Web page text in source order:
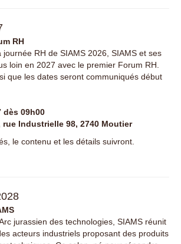
RH
journée RH de SIAMS 2026, SIAMS et ses
loin en 2027 avec le premier Forum RH.
que les dates seront communiqués début
dès 09h00
rue Industrielle 98, 2740 Moutier
le contenu et les détails suivront.
jurassien des technologies, SIAMS réunit
acteurs industriels proposant des produits